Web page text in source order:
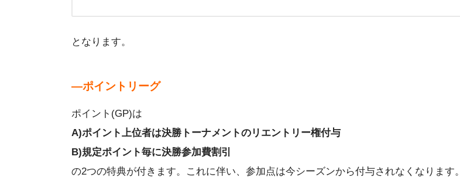
となります。
―ポイントリーグ
ポイント(GP)は
A)ポイント上位者は決勝トーナメントのリエントリー権付与
B)規定ポイント毎に決勝参加費割引
の2つの特典が付きます。これに伴い、参加点は今シーズンから付与されなくなります。